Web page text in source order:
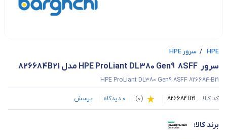
HPE
/ سرور HPE
سرور  HPE ProLiant DL380 Gen9  8SFF مدل 826684B21
HPE ProLiant DL380 Gen9 8SFF 826684-B21
کد کالا : 826684B21
(
0
)
0 دیدگاه پرسش
برند کالا: